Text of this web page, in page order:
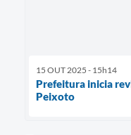
15 OUT 2025 - 15h14
Prefeitura inicia
Peixoto